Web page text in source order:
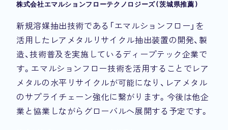
株式会社エマルションフローテクノロジーズ(茨城県推薦)
新規溶媒抽出技術である「エマルションフロー」を
活用したレアメタルリサイクル抽出装置の開発、製
造、技術普及を実施しているディープテック企業で
す。エマルションフロー技術を活用することでレア
メタルの水平リサイクルが可能になり、レアメタル
のサプライチェーン強化に繋がります。今後は他企
業と協業しながらグローバルへ展開する予定です。